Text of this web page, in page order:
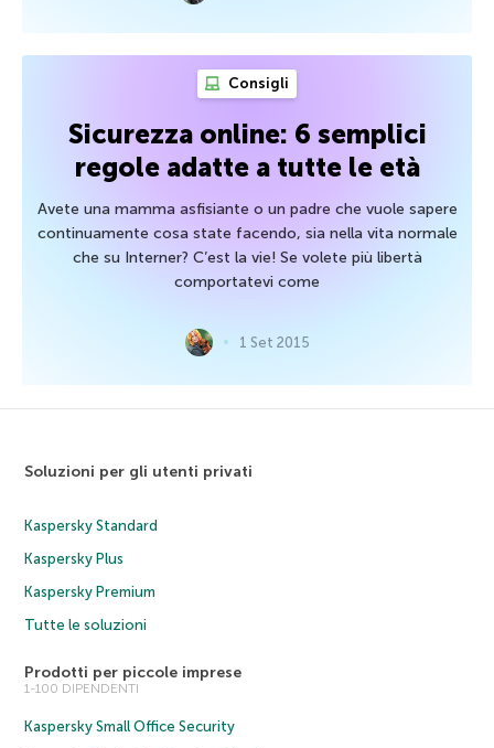
Consigli
Sicurezza online: 6 semplici
regole adatte a tutte le età
Avete una mamma asfisiante o un padre che vuole sapere
continuamente cosa state facendo, sia nella vita normale
che su Interner? C’est la vie! Se volete più libertà
comportatevi come
1 Set 2015
Soluzioni per gli utenti privati
Kaspersky Standard
Kaspersky Plus
Kaspersky Premium
Tutte le soluzioni
Prodotti per piccole imprese
1-100 DIPENDENTI
Kaspersky Small Office Security